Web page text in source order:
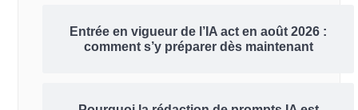
Entrée en vigueur de l’IA act en août 2026 :
comment s’y préparer dès maintenant